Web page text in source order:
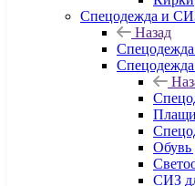
Спецодежда и
Назад
Плащи
Обувь
СИЗ